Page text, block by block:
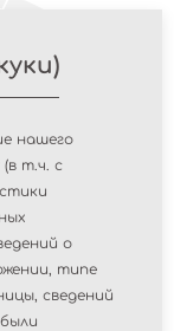
изделий,
28.11.2025
во вложении
нашего
т.ч. с
о
типе
сведений